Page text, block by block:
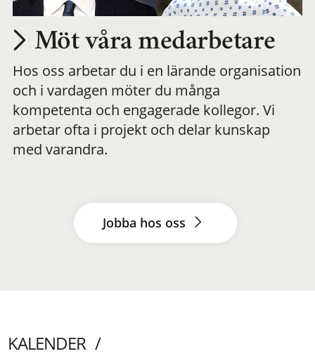
Möt våra medarbetare
Hos oss arbetar du i en lärande organisation
och i vardagen möter du många
kompetenta och engagerade kollegor. Vi
arbetar ofta i projekt och delar kunskap
med varandra.
Jobba hos oss
KALENDER